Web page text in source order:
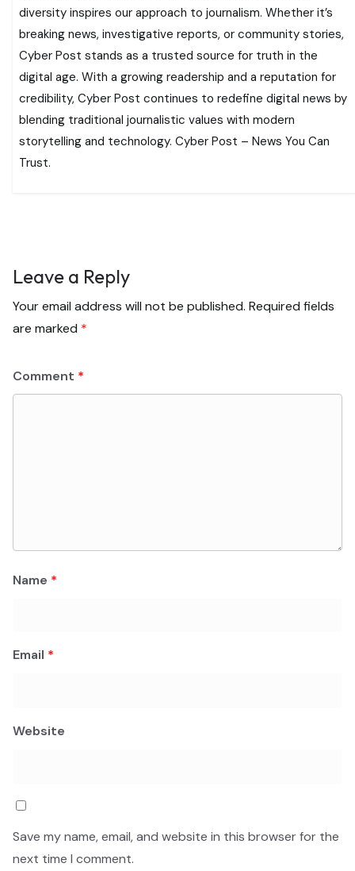
diversity inspires our approach to journalism. Whether it’s
breaking news, investigative reports, or community stories,
Cyber Post stands as a trusted source for truth in the
digital age. With a growing readership and a reputation for
credibility, Cyber Post continues to redefine digital news by
blending traditional journalistic values with modern
storytelling and technology. Cyber Post – News You Can
Trust.
Leave a Reply
Your email address will not be published. Required fields
are marked *
Comment *
Name *
Email *
Website
Save my name, email, and website in this browser for the
next time I comment.